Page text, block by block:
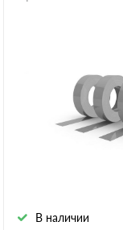
В наличии